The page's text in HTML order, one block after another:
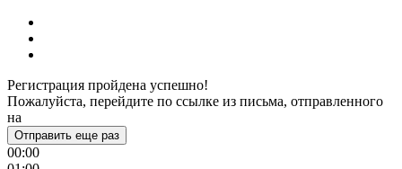
Регистрация пройдена успешно!
Пожалуйста, перейдите по ссылке из письма, отправленного
на
Отправить еще раз
00:00